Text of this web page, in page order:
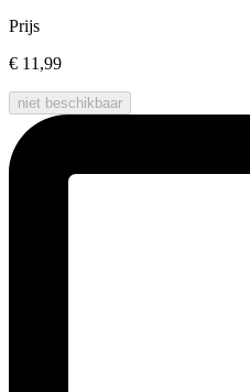
Prijs
€ 11,99
niet beschikbaar